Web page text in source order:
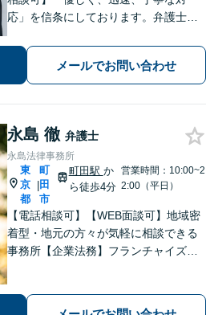
応」を信条にしております。弁護士に
少しの勇気を出して、お気軽にご相談
ください。【休日・夜間面談可】
メールでお問い合わせ
永島 徹 弁護士
永島法律事務所
東
京
都
|
町
田
市
町田駅 か
ら徒歩4分
営業時間：10:00~2
2:00（平日）
【電話相談可】【WEB面談可】地域密
着型・地元の方々が気軽に相談できる
事務所【企業法務】フランチャイズ・
室】【町田駅4分】